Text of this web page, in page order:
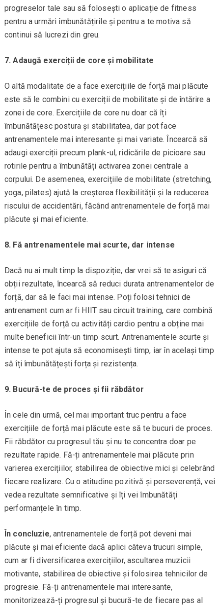
progreselor tale sau să folosești o aplicație de fitness
pentru a urmări îmbunătățirile și pentru a te motiva să
continui să lucrezi din greu.
7. Adaugă exerciții de core și mobilitate
O altă modalitate de a face exercițiile de forță mai plăcute
este să le combini cu exerciții de mobilitate și de întărire a
zonei de core. Exercițiile de core nu doar că îți
îmbunătățesc postura și stabilitatea, dar pot face
antrenamentele mai interesante și mai variate. Încearcă să
adaugi exerciții precum plank-ul, ridicările de picioare sau
rotirile pentru a îmbunătăți activarea zonei centrale a
corpului. De asemenea, exercițiile de mobilitate (stretching,
yoga, pilates) ajută la creșterea flexibilității și la reducerea
riscului de accidentări, făcând antrenamentele de forță mai
plăcute și mai eficiente.
8. Fă antrenamentele mai scurte, dar intense
Dacă nu ai mult timp la dispoziție, dar vrei să te asiguri că
obții rezultate, încearcă să reduci durata antrenamentelor de
forță, dar să le faci mai intense. Poți folosi tehnici de
antrenament cum ar fi HIIT sau circuit training, care combină
exercițiile de forță cu activități cardio pentru a obține mai
multe beneficii într-un timp scurt. Antrenamentele scurte și
intense te pot ajuta să economisești timp, iar în același timp
să îți îmbunătățești forța și rezistența.
9. Bucură-te de proces și fii răbdător
În cele din urmă, cel mai important truc pentru a face
exercițiile de forță mai plăcute este să te bucuri de proces.
Fii răbdător cu progresul tău și nu te concentra doar pe
rezultate rapide. Fă-ți antrenamentele mai plăcute prin
varierea exercițiilor, stabilirea de obiective mici și celebrând
fiecare realizare. Cu o atitudine pozitivă și perseverență, vei
vedea rezultate semnificative și îți vei îmbunătăți
performanțele în timp.
În concluzie, antrenamentele de forță pot deveni mai
plăcute și mai eficiente dacă aplici câteva trucuri simple,
cum ar fi diversificarea exercițiilor, ascultarea muzicii
motivante, stabilirea de obiective și folosirea tehnicilor de
progresie. Fă-ți antrenamentele mai interesante,
monitorizează-ți progresul și bucură-te de fiecare pas al